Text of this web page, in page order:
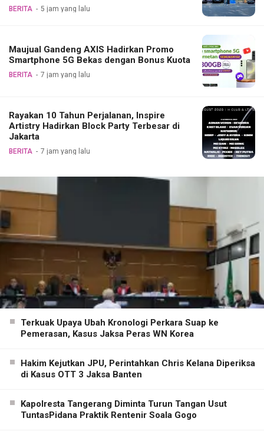
BERITA 5 jam yang lalu
Maujual Gandeng AXIS Hadirkan Promo
Smartphone 5G Bekas dengan Bonus Kuota
BERITA 7 jam yang lalu
Rayakan 10 Tahun Perjalanan, Inspire
Artistry Hadirkan Block Party Terbesar di
Jakarta
BERITA 7 jam yang lalu
Terkuak Upaya Ubah Kronologi Perkara Suap ke
Pemerasan, Kasus Jaksa Peras WN Korea
Hakim Kejutkan JPU, Perintahkan Chris Kelana Diperiksa
di Kasus OTT 3 Jaksa Banten
Kapolresta Tangerang Diminta Turun Tangan Usut
TuntasPidana Praktik Rentenir Soala Gogo